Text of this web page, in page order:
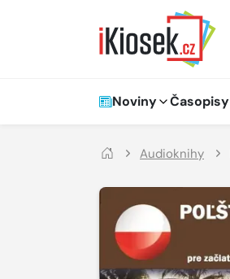
Hlavní navigace
Noviny Časopisy
Audioknihy